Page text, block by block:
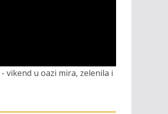
vikend u oazi mira, zelenila i